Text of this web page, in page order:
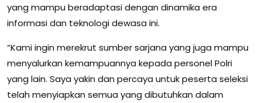
yang mampu beradaptasi dengan dinamika era
informasi dan teknologi dewasa ini.
“Kami ingin merekrut sumber sarjana yang juga mampu
menyalurkan kemampuannya kepada personel Polri
yang lain. Saya yakin dan percaya untuk peserta seleksi
telah menyiapkan semua yang dibutuhkan dalam